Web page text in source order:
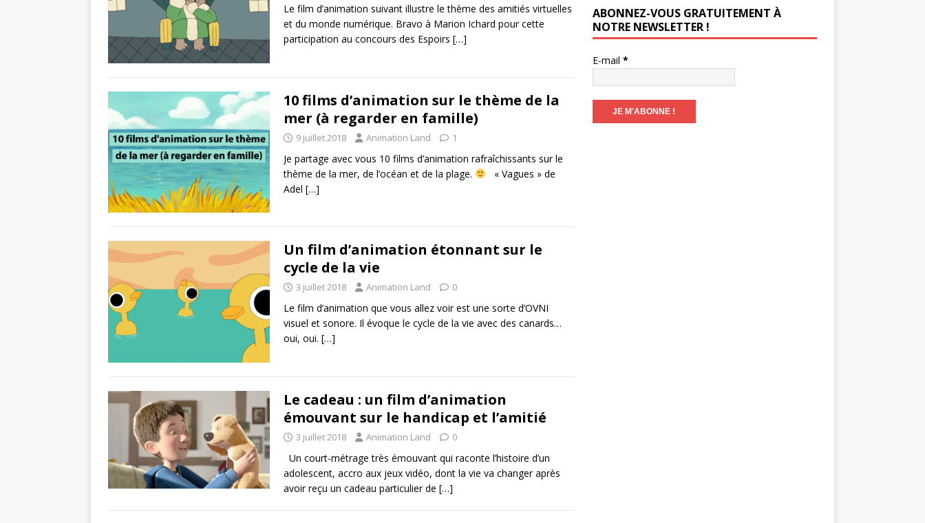
Le film d’animation suivant illustre le thème des amitiés virtuelles
et du monde numérique. Bravo à Marion Ichard pour cette
participation au concours des Espoirs […]
10 films d’animation sur le thème de la
mer (à regarder en famille)
9 juillet 2018 Animation Land 1
Je partage avec vous 10 films d’animation rafraîchissants sur le
thème de la mer, de l’océan et de la plage.
« Vagues » de
Adel […]
Un film d’animation étonnant sur le
cycle de la vie
3 juillet 2018 Animation Land 0
Le film d’animation que vous allez voir est une sorte d’OVNI
visuel et sonore. Il évoque le cycle de la vie avec des canards…
oui, oui. […]
Le cadeau : un film d’animation
émouvant sur le handicap et l’amitié
3 juillet 2018 Animation Land 0
Un court-métrage très émouvant qui raconte l’histoire d’un
adolescent, accro aux jeux vidéo, dont la vie va changer après
avoir reçu un cadeau particulier de […]
ABONNEZ-VOUS GRATUITEMENT À
NOTRE NEWSLETTER !
E-mail *